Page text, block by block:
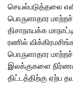
செயல்படுத்தலை
பொருளாதார
திசாநாயக்க
ரணில்
பொருளாதார
இலக்குகளை
திட்டத்திற்கு ஏற்ப